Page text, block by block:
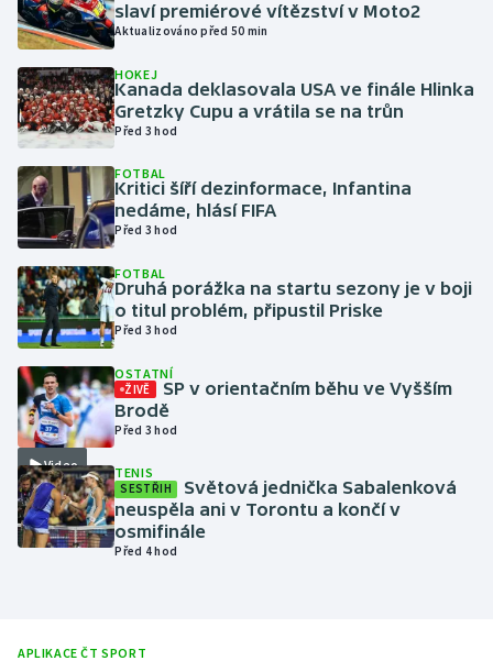
Florbal
Futsal
Golf
Gymnastika
Házená
Jezdectví
Judo
Krasobruslení
Lezení
Lyže a snowboard
Moderní pětiboj
Olympijské hry
slaví premiérové vítězství v Moto2
Aktualizováno před 50 min
HOKEJ
Kanada deklasovala USA ve finále Hlinka
Gretzky Cupu a vrátila se na trůn
Před 3 hod
FOTBAL
Kritici šíří dezinformace, Infantina
nedáme, hlásí FIFA
Před 3 hod
FOTBAL
Druhá porážka na startu sezony je v boji
o titul problém, připustil Priske
Před 3 hod
Video
OSTATNÍ
ŽIVĚ
SP v orientačním běhu ve Vyšším
Brodě
Před 3 hod
TENIS
SESTŘIH
Světová jednička Sabalenková
neuspěla ani v Torontu a končí v
osmifinále
Před 4 hod
APLIKACE ČT SPORT